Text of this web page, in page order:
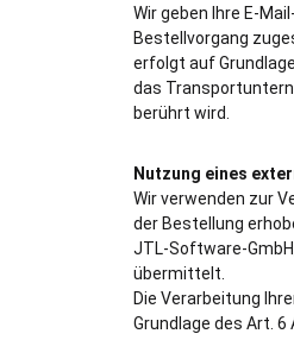
Wir geben Ihre E-
Bestellvorgang
erfolgt auf
das
berührt wird.
Nutzung eines
Wir verwenden zur
der Bestellung
JTL-Software-
übermittelt.
Die Verarbeitung
Grundlage des Art. 6